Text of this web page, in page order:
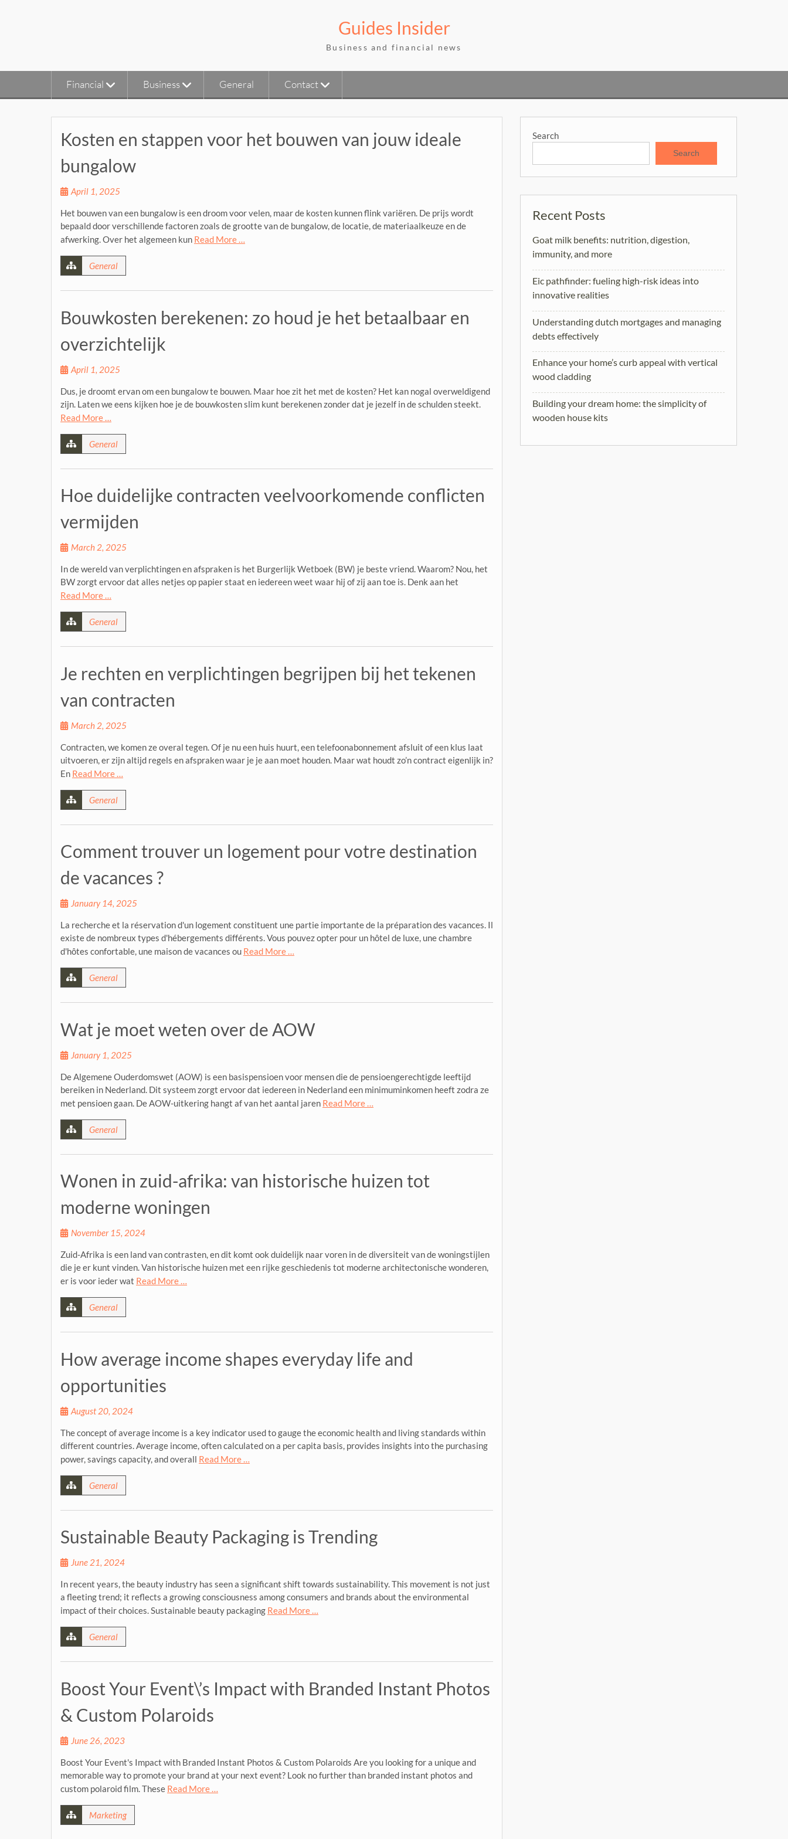
Guides Insider
Business and financial news
Financial Business General Contact
Kosten en stappen voor het bouwen van jouw ideale
bungalow
April 1, 2025
Het bouwen van een bungalow is een droom voor velen, maar de kosten kunnen flink variëren. De prijs wordt
bepaald door verschillende factoren zoals de grootte van de bungalow, de locatie, de materiaalkeuze en de
afwerking. Over het algemeen kun Read More …
General
Bouwkosten berekenen: zo houd je het betaalbaar en
overzichtelijk
April 1, 2025
Dus, je droomt ervan om een bungalow te bouwen. Maar hoe zit het met de kosten? Het kan nogal overweldigend
zijn. Laten we eens kijken hoe je de bouwkosten slim kunt berekenen zonder dat je jezelf in de schulden steekt.
Read More …
General
Hoe duidelijke contracten veelvoorkomende conflicten
vermijden
March 2, 2025
In de wereld van verplichtingen en afspraken is het Burgerlijk Wetboek (BW) je beste vriend. Waarom? Nou, het
BW zorgt ervoor dat alles netjes op papier staat en iedereen weet waar hij of zij aan toe is. Denk aan het
Read More …
General
Je rechten en verplichtingen begrijpen bij het tekenen
van contracten
March 2, 2025
Contracten, we komen ze overal tegen. Of je nu een huis huurt, een telefoonabonnement afsluit of een klus laat
uitvoeren, er zijn altijd regels en afspraken waar je je aan moet houden. Maar wat houdt zo’n contract eigenlijk in?
En Read More …
General
Comment trouver un logement pour votre destination
de vacances ?
January 14, 2025
La recherche et la réservation d'un logement constituent une partie importante de la préparation des vacances. Il
existe de nombreux types d'hébergements différents. Vous pouvez opter pour un hôtel de luxe, une chambre
d'hôtes confortable, une maison de vacances ou Read More …
General
Wat je moet weten over de AOW
January 1, 2025
De Algemene Ouderdomswet (AOW) is een basispensioen voor mensen die de pensioengerechtigde leeftijd
bereiken in Nederland. Dit systeem zorgt ervoor dat iedereen in Nederland een minimuminkomen heeft zodra ze
met pensioen gaan. De AOW-uitkering hangt af van het aantal jaren Read More …
General
Wonen in zuid-afrika: van historische huizen tot
moderne woningen
November 15, 2024
Zuid-Afrika is een land van contrasten, en dit komt ook duidelijk naar voren in de diversiteit van de woningstijlen
die je er kunt vinden. Van historische huizen met een rijke geschiedenis tot moderne architectonische wonderen,
er is voor ieder wat Read More …
General
How average income shapes everyday life and
opportunities
August 20, 2024
The concept of average income is a key indicator used to gauge the economic health and living standards within
different countries. Average income, often calculated on a per capita basis, provides insights into the purchasing
power, savings capacity, and overall Read More …
General
Sustainable Beauty Packaging is Trending
June 21, 2024
In recent years, the beauty industry has seen a significant shift towards sustainability. This movement is not just
a fleeting trend; it reflects a growing consciousness among consumers and brands about the environmental
impact of their choices. Sustainable beauty packaging Read More …
General
Boost Your Event\’s Impact with Branded Instant Photos
& Custom Polaroids
June 26, 2023
Boost Your Event's Impact with Branded Instant Photos & Custom Polaroids Are you looking for a unique and
memorable way to promote your brand at your next event? Look no further than branded instant photos and
custom polaroid film. These Read More …
Marketing
Search
Search
Recent Posts
Goat milk benefits: nutrition, digestion,
immunity, and more
Eic pathfinder: fueling high-risk ideas into
innovative realities
Understanding dutch mortgages and managing
debts effectively
Enhance your home’s curb appeal with vertical
wood cladding
Building your dream home: the simplicity of
wooden house kits